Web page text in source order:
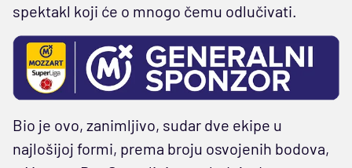
spektakl koji će o mnogo čemu odlučivati.
Bio je ovo, zanimljivo, sudar dve ekipe u
najlošijoj formi, prema broju osvojenih bodova,